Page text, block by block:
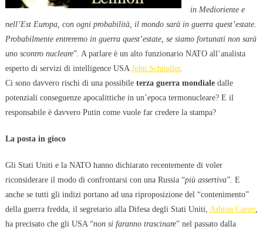
in Medioriente e
nell’Est Europa, con ogni probabilità, il mondo sarà in guerra quest’estate.
Probabilmente entreremo in guerra quest’estate, se siamo fortunati non sarà
uno scontro nucleare”. A parlare è un alto funzionario NATO all’analista
esperto di servizi di intelligence USA John Schindler.
Ci sono davvero rischi di una possibile terza guerra mondialedalle
potenziali conseguenze apocalittiche in un’epoca termonucleare? E il
responsabile è davvero Putin come vuole far credere la stampa?
La posta in gioco
Gli Stati Uniti e la NATO hanno dichiarato recentemente di voler
riconsiderare il modo di confrontarsi con una Russia “più assertiva”. E
anche se tutti gli indizi portano ad una riproposizione del “contenimento”
della guerra fredda, il segretario alla Difesa degli Stati Uniti, Ashton Carter,
ha precisato che gli USA “non si faranno trascinare” nel passato dalla